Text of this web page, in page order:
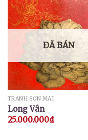
ĐÃ BÁN
TRANH SƠN MÀI
Long Vân
25.000.000₫